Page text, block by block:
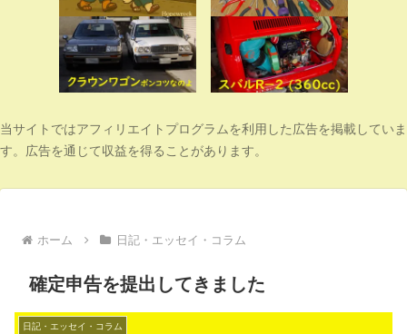
当サイトではアフィリエイトプログラムを利用した広告を掲載していま
す。広告を通じて収益を得ることがあります。
ホーム 日記・エッセイ・コラム
確定申告を提出してきました
日記・エッセイ・コラム